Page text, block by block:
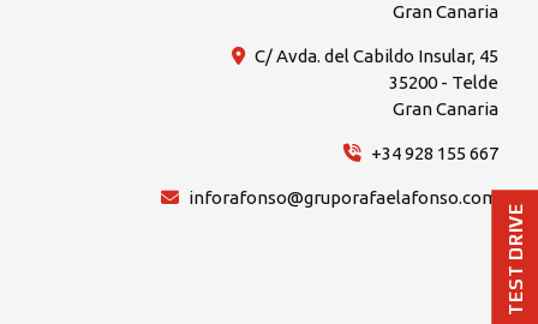
Gran Canaria
C/ Avda. del Cabildo Insular, 45
35200 - Telde
Gran Canaria
+34 928 155 667
inforafonso@gruporafaelafonso.com
TEST DRIVE